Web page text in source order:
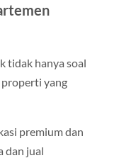
tidak hanya soal
yang
premium dan
dan jual